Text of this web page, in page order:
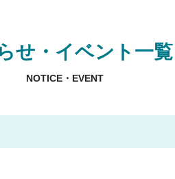
せ・イベント一覧
NOTICE・EVENT